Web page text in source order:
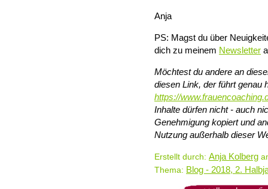
Anja
PS: Magst du über
dich zu meinem Newsletter
Möchtest du andere an
diesen Link, der führt genau
https://
Inhalte dürfen nicht - auch
Genehmigung kopiert und
Nutzung außerhalb dieser
Erstellt durch: Anja Kolberg
Thema: Blog - 2018, 2.